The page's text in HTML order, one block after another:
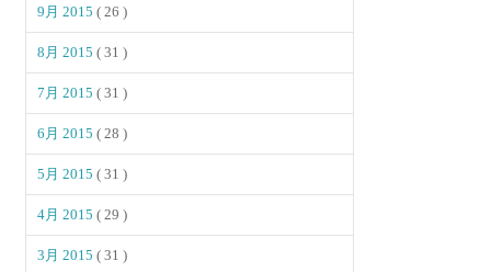
9月 2015( 26 )
8月 2015( 31 )
7月 2015( 31 )
6月 2015( 28 )
5月 2015( 31 )
4月 2015( 29 )
3月 2015( 31 )